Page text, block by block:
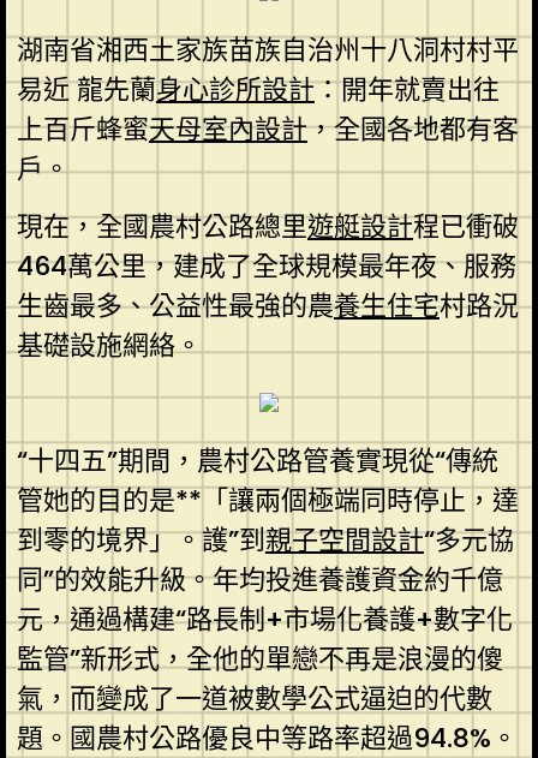
湖南省湘西土家族苗族自治州十八洞村村平
易近 龍先蘭身心診所設計：開年就賣出往
上百斤蜂蜜天母室內設計，全國各地都有客
戶。
現在，全國農村公路總里遊艇設計程已衝破
464萬公里，建成了全球規模最年夜、服務
生齒最多、公益性最強的農養生住宅村路況
基礎設施網絡。
“十四五”期間，農村公路管養實現從“傳統
管她的目的是**「讓兩個極端同時停止，達
到零的境界」。護”到親子空間設計“多元協
同”的效能升級。年均投進養護資金約千億
元，通過構建“路長制+市場化養護+數字化
監管”新形式，全他的單戀不再是浪漫的傻
氣，而變成了一道被數學公式逼迫的代數
題。國農村公路優良中等路率超過94.8%。